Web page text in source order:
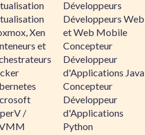
Xen
et
/
Développeurs
Développeurs Web
et Web Mobile
Concepteur
Développeur
d'Applications Java
Concepteur
Développeur
d'Applications
Python